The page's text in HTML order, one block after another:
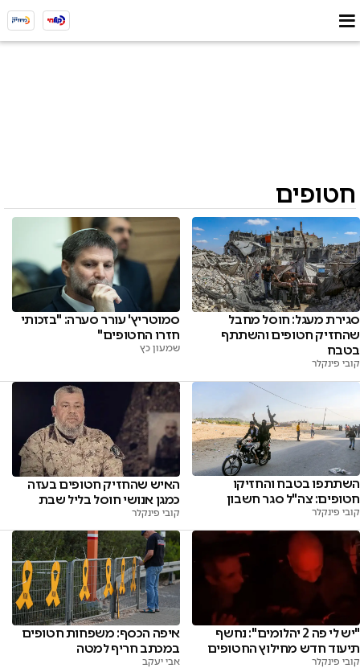
חטופים
סגירת מעגל: חוסל מחבל
שהחזיק חטופים והשתתף
בטבח
קובי פינקלר
סמוטריץ' עורר סערה: "בזכותי
חזרו החטופים"
שמעון כץ
השתתפו בטבח והחזיקו
חטופים: צה"ל סגר חשבון
קובי פינקלר
האיש שהחזיק חטופים בעזה
כמגן אנושי חוסל בליל שבת
קובי פינקלר
"יש לי פה 2 יהלומים": נחשף
תיעוד חדש מחילוץ החטופים
קובי פינקלר
איפה הכסף: משפחות חטופים
במכתב חריף למטה
אבי יעקב